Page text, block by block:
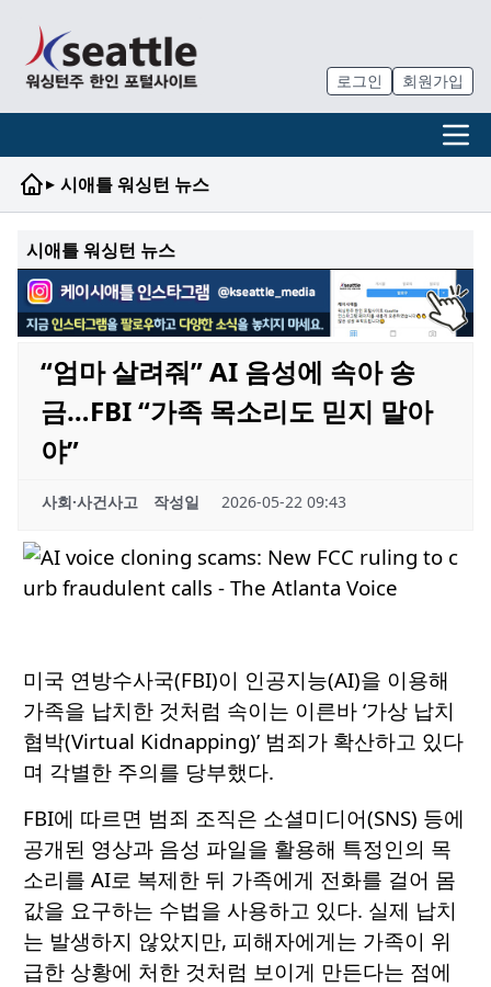
로그인 회원가입
▸ 시애틀 워싱턴 뉴스
시애틀 워싱턴 뉴스
“엄마 살려줘” AI 음성에 속아 송
금…FBI “가족 목소리도 믿지 말아
야”
사회·사건사고 작성일 2026-05-22 09:43
미국 연방수사국(FBI)이 인공지능(AI)을 이용해
가족을 납치한 것처럼 속이는 이른바 ‘가상 납치
협박(Virtual Kidnapping)’ 범죄가 확산하고 있다
며 각별한 주의를 당부했다.
FBI에 따르면 범죄 조직은 소셜미디어(SNS) 등에
공개된 영상과 음성 파일을 활용해 특정인의 목
소리를 AI로 복제한 뒤 가족에게 전화를 걸어 몸
값을 요구하는 수법을 사용하고 있다. 실제 납치
는 발생하지 않았지만, 피해자에게는 가족이 위
급한 상황에 처한 것처럼 보이게 만든다는 점에